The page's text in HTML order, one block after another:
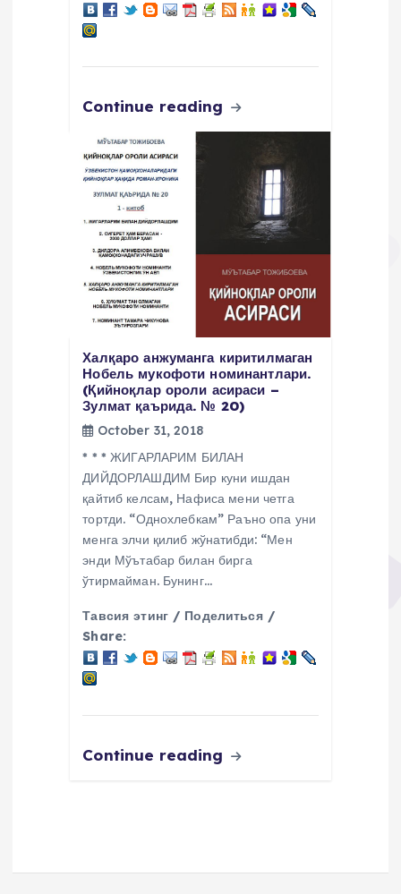
Continue reading
Халқаро анжуманга киритилмаган
Нобель мукофоти номинантлари.
(Қийноқлар ороли асираси –
Зулмат қаърида. № 20)
October 31, 2018
* * * ЖИГАРЛАРИМ БИЛАН
ДИЙДОРЛАШДИМ Бир куни ишдан
қайтиб келсам, Нафиса мени четга
тортди. “Однохлебкам” Раъно опа уни
менга элчи қилиб жўнатибди: “Мен
энди Мўътабар билан бирга
ўтирмайман. Бунинг…
Тавсия этинг / Поделиться /
Share:
Continue reading